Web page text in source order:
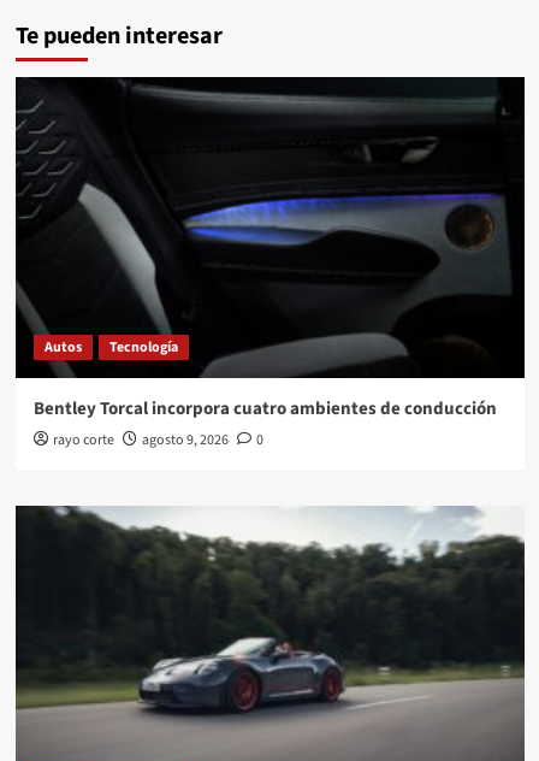
Te pueden interesar
Autos Tecnología
Bentley Torcal incorpora cuatro ambientes de conducción
rayo corte agosto 9, 2026 0